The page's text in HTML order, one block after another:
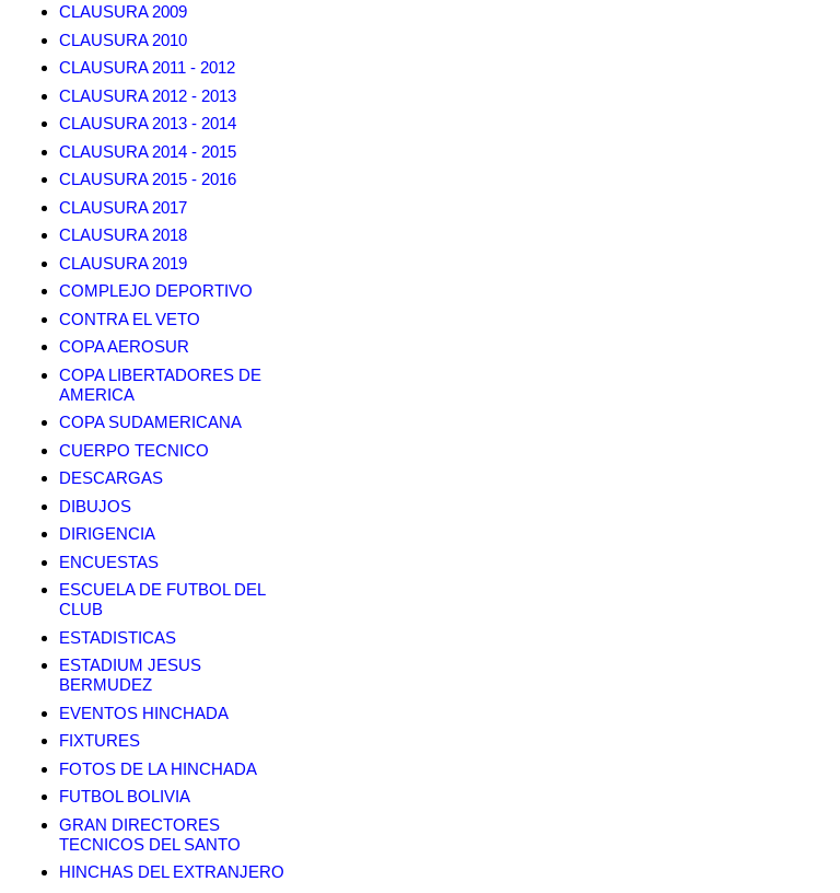
CLAUSURA 2009
CLAUSURA 2010
CLAUSURA 2011 - 2012
CLAUSURA 2012 - 2013
CLAUSURA 2013 - 2014
CLAUSURA 2014 - 2015
CLAUSURA 2015 - 2016
CLAUSURA 2017
CLAUSURA 2018
CLAUSURA 2019
COMPLEJO DEPORTIVO
CONTRA EL VETO
COPA AEROSUR
COPA LIBERTADORES DE
AMERICA
COPA SUDAMERICANA
CUERPO TECNICO
DESCARGAS
DIBUJOS
DIRIGENCIA
ENCUESTAS
ESCUELA DE FUTBOL DEL
CLUB
ESTADISTICAS
ESTADIUM JESUS
BERMUDEZ
EVENTOS HINCHADA
FIXTURES
FOTOS DE LA HINCHADA
FUTBOL BOLIVIA
GRAN DIRECTORES
TECNICOS DEL SANTO
HINCHAS DEL EXTRANJERO